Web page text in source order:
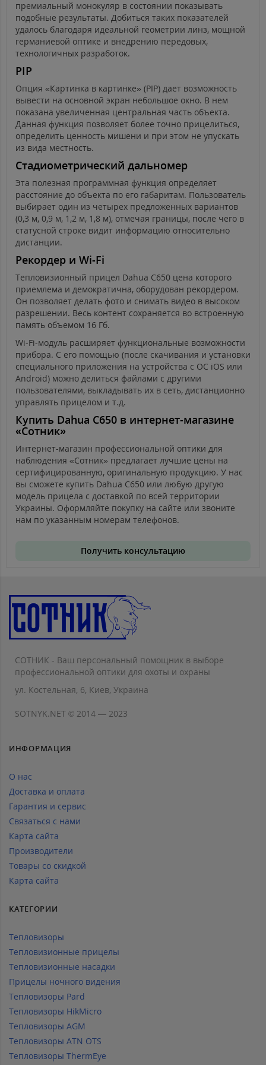
премиальный монокуляр в состоянии показывать
подобные результаты. Добиться таких показателей
удалось благодаря идеальной геометрии линз, мощной
германиевой оптике и внедрению передовых,
технологичных разработок.
PIP
Опция «Картинка в картинке» (PIP) дает возможность
вывести на основной экран небольшое окно. В нем
показана увеличенная центральная часть объекта.
Данная функция позволяет более точно прицелиться,
определить ценность мишени и при этом не упускать
из вида местность.
Стадиометрический дальномер
Эта полезная программная функция определяет
расстояние до объекта по его габаритам. Пользователь
выбирает один из четырех предложенных вариантов
(0,3 м, 0,9 м, 1,2 м, 1,8 м), отмечая границы, после чего в
статусной строке видит информацию относительно
дистанции.
Рекордер и Wi-Fi
Тепловизионный прицел Dahua C650 цена которого
приемлема и демократична, оборудован рекордером.
Он позволяет делать фото и снимать видео в высоком
разрешении. Весь контент сохраняется во встроенную
память объемом 16 Гб.
Wi-Fi-модуль расширяет функциональные возможности
прибора. С его помощью (после скачивания и установки
специального приложения на устройства с ОС iOS или
Android) можно делиться файлами с другими
пользователями, выкладывать их в сеть, дистанционно
управлять прицелом и т.д.
Купить Dahua C650 в интернет-магазине
«Сотник»
Интернет-магазин профессиональной оптики для
наблюдения «Сотник» предлагает лучшие цены на
сертифицированную, оригинальную продукцию. У нас
вы сможете купить Dahua C650 или любую другую
модель прицела с доставкой по всей территории
Украины. Оформляйте покупку на сайте или звоните
нам по указанным номерам телефонов.
Получить консультацию
СОТНИК - Ваш персональный помощник в выборе
профессиональной оптики для охоты и охраны
ул. Костельная, 6, Киев, Украина
SOTNYK.NET © 2014 — 2023
ИНФОРМАЦИЯ
О нас
Доставка и оплата
Гарантия и сервис
Связаться с нами
Карта сайта
Производители
Товары со скидкой
Карта сайта
КАТЕГОРИИ
Тепловизоры
Тепловизионные прицелы
Тепловизионные насадки
Прицелы ночного видения
Тепловизоры Pard
Тепловизоры HikMicro
Тепловизоры AGM
Тепловизоры ATN OTS
Тепловизоры ThermEye